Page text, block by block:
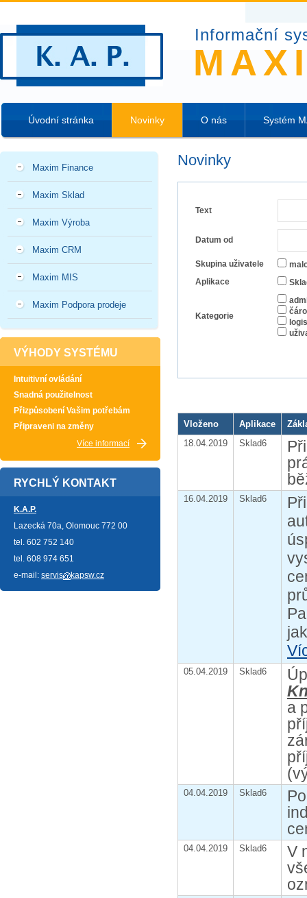
Informační
Úvodní stránka Novinky O nás Systém
Maxim Finance
Maxim Sklad
Maxim Výroba
Maxim CRM
Maxim MIS
Maxim Podpora prodeje
VÝHODY SYSTÉMU
Intuitivní ovládání
Snadná použitelnost
Přizpůsobení Vašim potřebám
Připraveni na změny
Více informací
RYCHLÝ KONTAKT
K.A.P.
Lazecká 70a, Olomouc 772 00
tel. 602 752 140
tel. 608 974 651
e-mail: servis kapsw.cz
Novinky
Text
Datum od
Skupina uživatele
Aplikace
Kategorie
Vloženo Aplikace
18.04.2019
Sklad6
16.04.2019 Sklad6
05.04.2019 Sklad6
a
04.04.2019 Sklad6
04.04.2019 Sklad6
V